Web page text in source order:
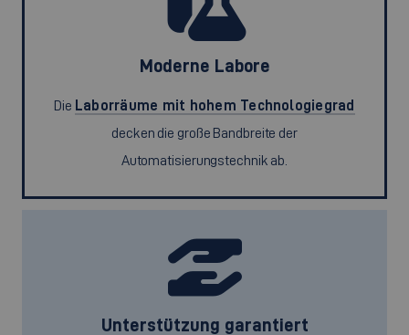
Moderne Labore
Die Laborräume mit hohem Technologiegrad
decken die große Bandbreite der
Automatisierungstechnik ab.
Unterstützung garantiert